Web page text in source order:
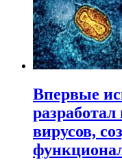
Впервые
вирусов,